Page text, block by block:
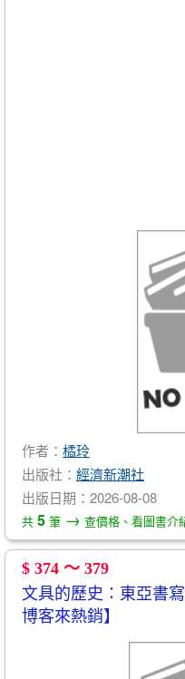
作者： 橘玲
出版社： 經濟新潮社
出版日期：2026-08-08
共 5 筆 → 查價格、看圖書介
$ 374 ～ 379
文具的歷史：東亞書
博客來熱銷】